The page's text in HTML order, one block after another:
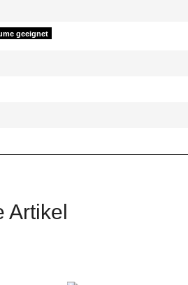
geeignet
Artikel